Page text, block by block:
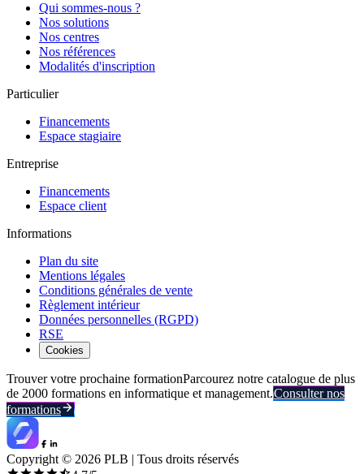
Qui sommes-nous ?
Nos solutions
Nos centres
Nos références
Modalités d'inscription
Particulier
Financements
Espace stagiaire
Entreprise
Financements
Espace client
Informations
Plan du site
Mentions légales
Conditions générales de vente
Règlement intérieur
Données personnelles (RGPD)
RSE
Cookies
Trouver votre prochaine formationParcourez notre catalogue de plus
de 2000 formations en informatique et management.Consulter nos
formations
Copyright © 2026 PLB | Tous droits réservés